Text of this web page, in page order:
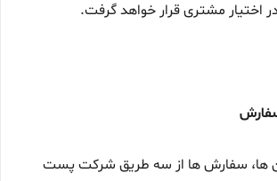
اختیار مشتری قرار خواهد گرفت.
ها، سفارش ها از سه طریق شرکت پست